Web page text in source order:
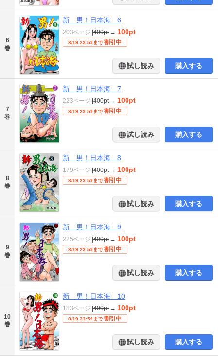
6
巻
新 男！日本海 6
203ページ 400pt → 100pt
8/19 23:59まで 割引中
試し読み 購入する
7
巻
新 男！日本海 7
223ページ 400pt → 100pt
8/19 23:59まで 割引中
試し読み 購入する
8
巻
新 男！日本海 8
179ページ 400pt → 100pt
8/19 23:59まで 割引中
試し読み 購入する
9
巻
新 男！日本海 9
225ページ 400pt → 100pt
8/19 23:59まで 割引中
試し読み 購入する
10
巻
新 男！日本海 10
183ページ 400pt → 100pt
8/19 23:59まで 割引中
試し読み 購入する